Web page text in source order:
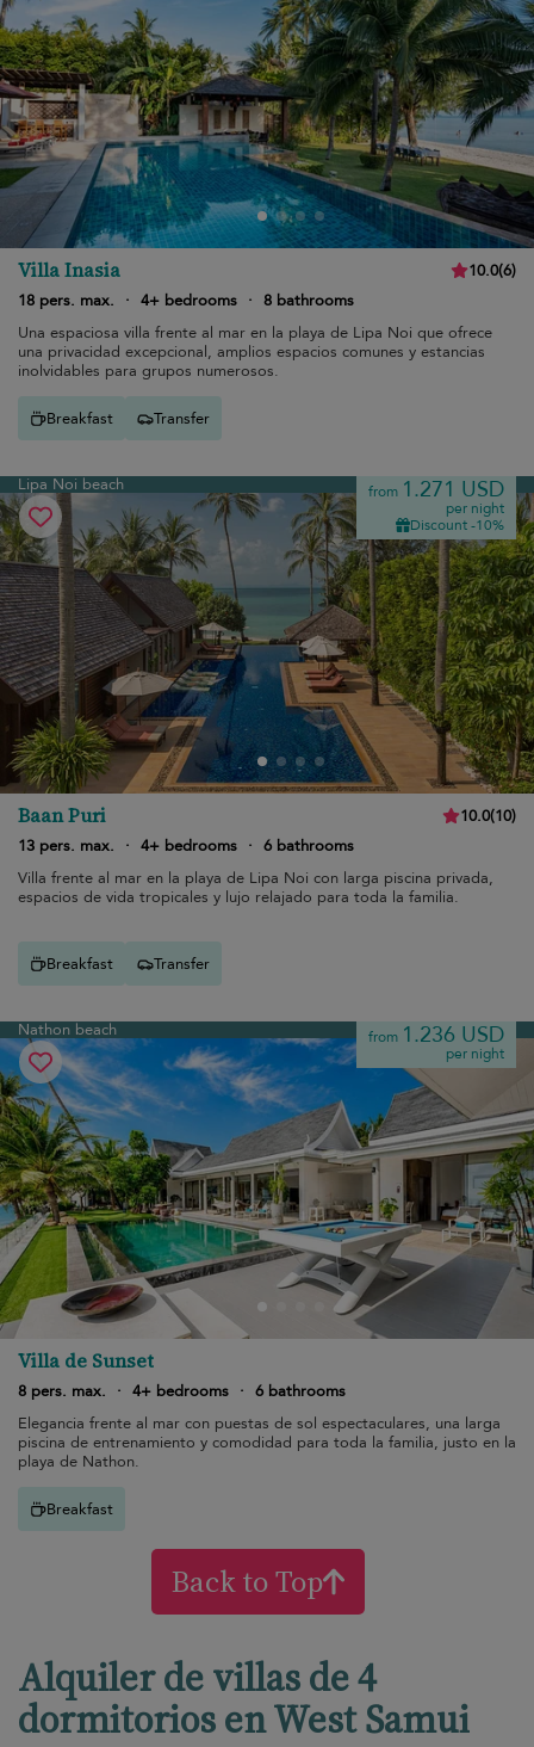
Villa Inasia 10.0(6)
18 pers. max.
· 4+ bedrooms · 8 bathrooms
Una espaciosa villa frente al mar en la playa de Lipa Noi que ofrece
una privacidad excepcional, amplios espacios comunes y estancias
inolvidables para grupos numerosos.
Breakfast Transfer
Lipa Noi beach from 1.271 USD
per night
Discount -10%
Baan Puri 10.0(10)
13 pers. max.
· 4+ bedrooms · 6 bathrooms
Villa frente al mar en la playa de Lipa Noi con larga piscina privada,
espacios de vida tropicales y lujo relajado para toda la familia.
Breakfast Transfer
Nathon beach from 1.236 USD
per night
Villa de Sunset
8 pers. max. · 4+ bedrooms · 6 bathrooms
Elegancia frente al mar con puestas de sol espectaculares, una larga
piscina de entrenamiento y comodidad para toda la familia, justo en la
playa de Nathon.
Breakfast
Back to Top
Alquiler de villas de 4
dormitorios en West Samui